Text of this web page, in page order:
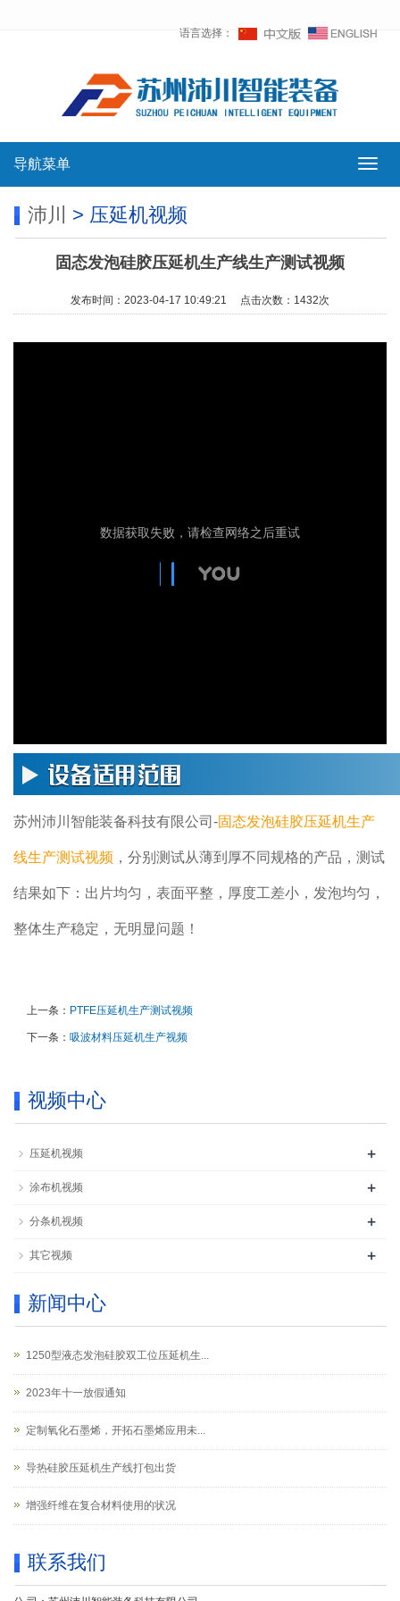
语言选择：
导
航
导航菜单
沛川 > 压延机视频
固态发泡硅胶压延机生产线生产测试视频
发布时间：2023-04-17 10:49:21 点击次数：1432次
苏州沛川智能装备科技有限公司-固态发泡硅胶压延机生产
线生产测试视频 ，分别测试从薄到厚不同规格的产品，测试
结果如下：出片均匀，表面平整，厚度工差小，发泡均匀，
整体生产稳定，无明显问题！
上一条： PTFE压延机生产测试视频
下一条： 吸波材料压延机生产视频
视频中心
压延机视频 +
涂布机视频 +
分条机视频 +
其它视频 +
新闻中心
1250型液态发泡硅胶双工位压延机生...
2023年十一放假通知
定制氧化石墨烯，开拓石墨烯应用未...
导热硅胶压延机生产线打包出货
增强纤维在复合材料使用的状况
联系我们